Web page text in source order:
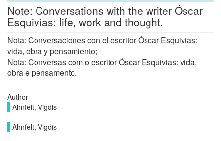
Note: Conversations with the writer Óscar
Esquivias: life, work and thought.
Nota: Conversaciones con el escritor Óscar Esquivias:
vida, obra y pensamiento;
Nota: Conversas com o escritor Óscar Esquivias: vida,
obra e pensamento.
Author
Ahnfelt, Vigdis
Ahnfelt, Vigdis